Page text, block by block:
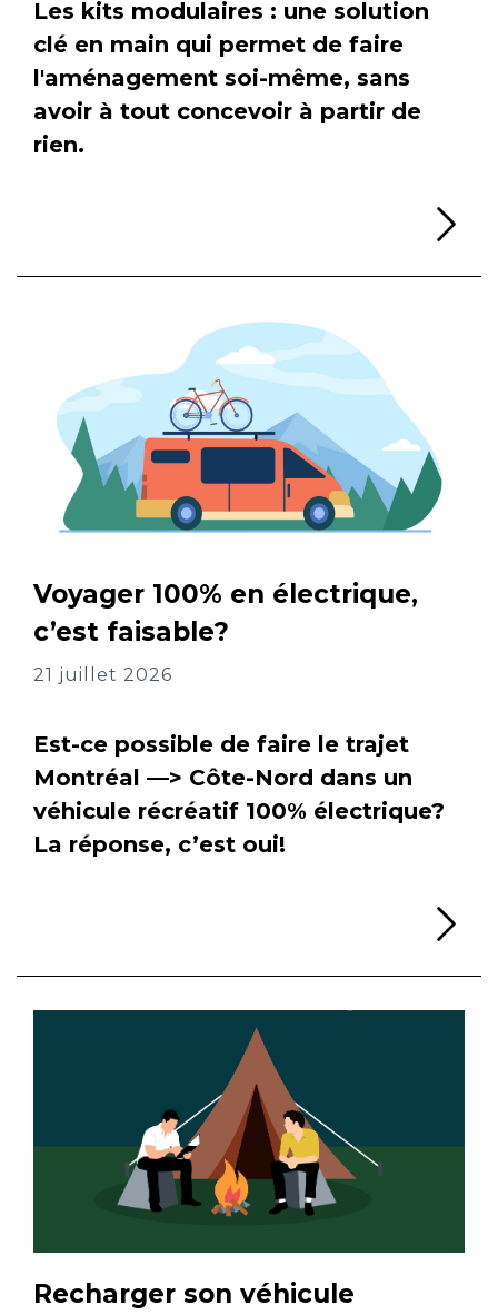
Les kits modulaires : une solution
clé en main qui permet de faire
l'aménagement soi-même, sans
avoir à tout concevoir à partir de
rien.
Voyager 100% en électrique,
c’est faisable?
21 juillet 2026
Est-ce possible de faire le trajet
Montréal —> Côte-Nord dans un
véhicule récréatif 100% électrique?
La réponse, c’est oui!
Recharger son véhicule